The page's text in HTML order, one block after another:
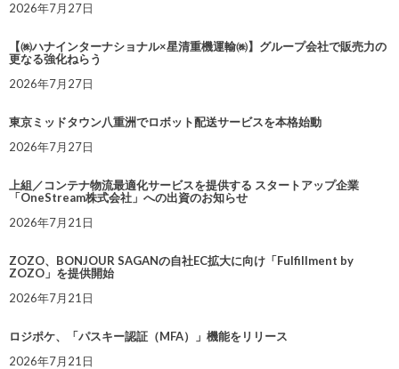
2026年7月27日
【㈱ハナインターナショナル×星清重機運輸㈱】グループ会社で販売力の
更なる強化ねらう
2026年7月27日
東京ミッドタウン八重洲でロボット配送サービスを本格始動
2026年7月27日
上組／コンテナ物流最適化サービスを提供する スタートアップ企業
「OneStream株式会社」への出資のお知らせ
2026年7月21日
ZOZO、BONJOUR SAGANの自社EC拡大に向け「Fulfillment by
ZOZO」を提供開始
2026年7月21日
ロジポケ、「パスキー認証（MFA）」機能をリリース
2026年7月21日